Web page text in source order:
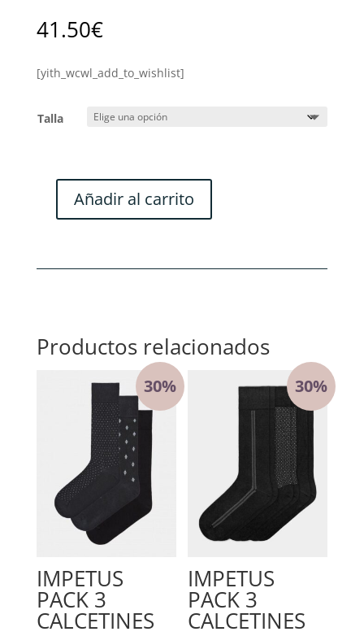
41.50€
[yith_wcwl_add_to_wishlist]
Talla
IMPETUSAñadir al carrito
Productos relacionados
30%
IMPETUS
PACK 3
CALCETINES
30%
IMPETUS
PACK 3
CALCETINES